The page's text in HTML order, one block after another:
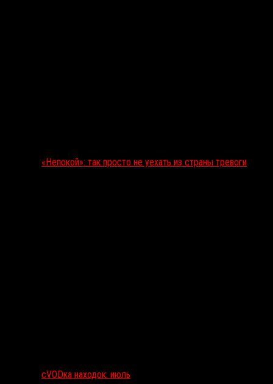
«Непокой»: так просто не уехать из страны тревоги
сVODка находок: июль